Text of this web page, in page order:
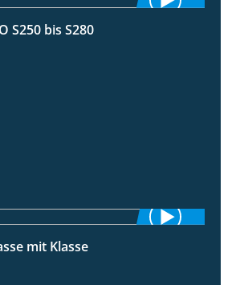
S250 bis S280
mit Klasse